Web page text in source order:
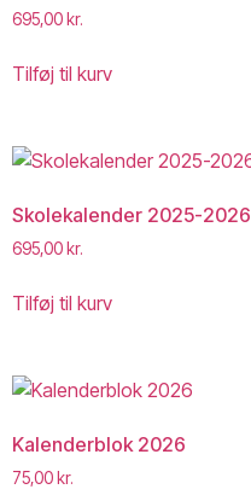
695,00 kr.
Tilføj til kurv
Skolekalender 2025-2026
695,00 kr.
Tilføj til kurv
Kalenderblok 2026
75,00 kr.